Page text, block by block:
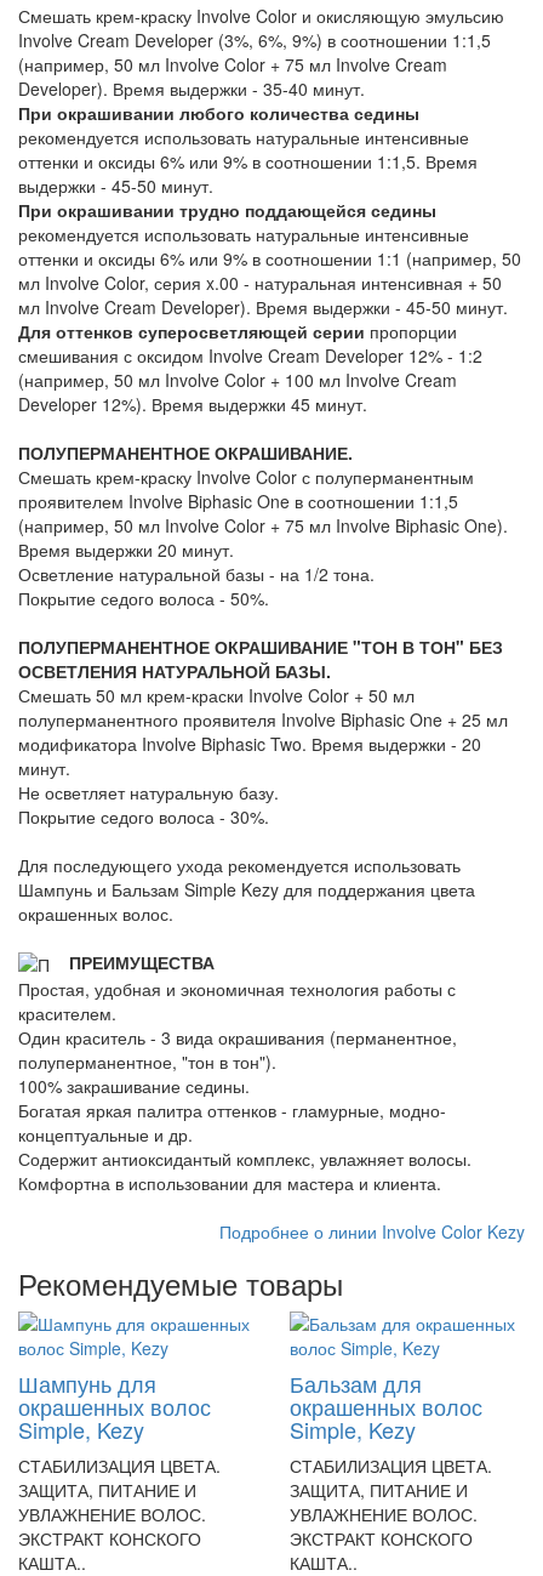
Смешать крем-краску Involve Color и окисляющую эмульсию
Involve Cream Developer (3%, 6%, 9%) в соотношении 1:1,5
(например, 50 мл Involve Color + 75 мл Involve Cream
Developer). Время выдержки - 35-40 минут.
При окрашивании любого количества седины
рекомендуется использовать натуральные интенсивные
оттенки и оксиды 6% или 9% в соотношении 1:1,5. Время
выдержки - 45-50 минут.
При окрашивании трудно поддающейся седины
рекомендуется использовать натуральные интенсивные
оттенки и оксиды 6% или 9% в соотношении 1:1 (например, 50
мл Involve Color, серия x.00 - натуральная интенсивная + 50
мл Involve Cream Developer). Время выдержки - 45-50 минут.
Для оттенков суперосветляющей серии пропорции
смешивания с оксидом Involve Cream Developer 12% - 1:2
(например, 50 мл Involve Color + 100 мл Involve Cream
Developer 12%). Время выдержки 45 минут.
ПОЛУПЕРМАНЕНТНОЕ ОКРАШИВАНИЕ.
Смешать крем-краску Involve Color с полуперманентным
проявителем Involve Biphasic One в соотношении 1:1,5
(например, 50 мл Involve Color + 75 мл Involve Biphasic One).
Время выдержки 20 минут.
Осветление натуральной базы - на 1/2 тона.
Покрытие седого волоса - 50%.
ПОЛУПЕРМАНЕНТНОЕ ОКРАШИВАНИЕ "ТОН В ТОН" БЕЗ
ОСВЕТЛЕНИЯ НАТУРАЛЬНОЙ БАЗЫ.
Смешать 50 мл крем-краски Involve Color + 50 мл
полуперманентного проявителя Involve Biphasic One + 25 мл
модификатора Involve Biphasic Two. Время выдержки - 20
минут.
Не осветляет натуральную базу.
Покрытие седого волоса - 30%.
Для последующего ухода рекомендуется использовать
Шампунь и Бальзам Simple Kezy для поддержания цвета
окрашенных волос.
ПРЕИМУЩЕСТВА
Простая, удобная и экономичная технология работы с
красителем.
Один краситель - 3 вида окрашивания (перманентное,
полуперманентное, "тон в тон").
100% закрашивание седины.
Богатая яркая палитра оттенков - гламурные, модно-
концептуальные и др.
Содержит антиоксидантый комплекс, увлажняет волосы.
Комфортна в использовании для мастера и клиента.
Подробнее о линии Involve Color Kezy
Рекомендуемые товары
Шампунь для
окрашенных волос
Simple, Kezy
СТАБИЛИЗАЦИЯ ЦВЕТА.
ЗАЩИТА, ПИТАНИЕ И
УВЛАЖНЕНИЕ ВОЛОС.
ЭКСТРАКТ КОНСКОГО
КАШТА..
Бальзам для
окрашенных волос
Simple, Kezy
СТАБИЛИЗАЦИЯ ЦВЕТА.
ЗАЩИТА, ПИТАНИЕ И
УВЛАЖНЕНИЕ ВОЛОС.
ЭКСТРАКТ КОНСКОГО
КАШТА..